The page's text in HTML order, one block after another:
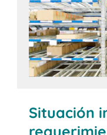
Situación